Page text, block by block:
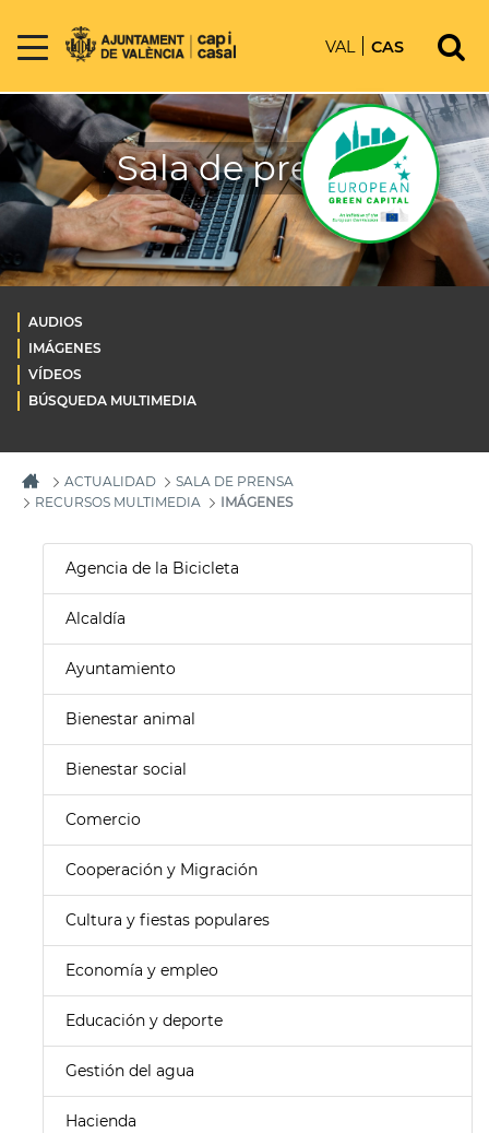
VAL CAS
Sala de prensa
AUDIOS
IMÁGENES
VÍDEOS
BÚSQUEDA MULTIMEDIA
ACTUALIDAD
SALA DE PRENSA
RECURSOS MULTIMEDIA
IMÁGENES
Agencia de la Bicicleta
Alcaldía
Ayuntamiento
Bienestar animal
Bienestar social
Comercio
Cooperación y Migración
Cultura y fiestas populares
Economía y empleo
Educación y deporte
Gestión del agua
Hacienda